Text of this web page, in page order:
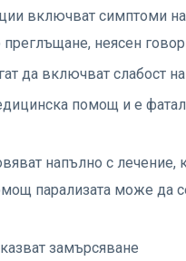
включват симптоми
неясен говор
да включват слабост
помощ и е
напълно с
парализата може да
замърсяване